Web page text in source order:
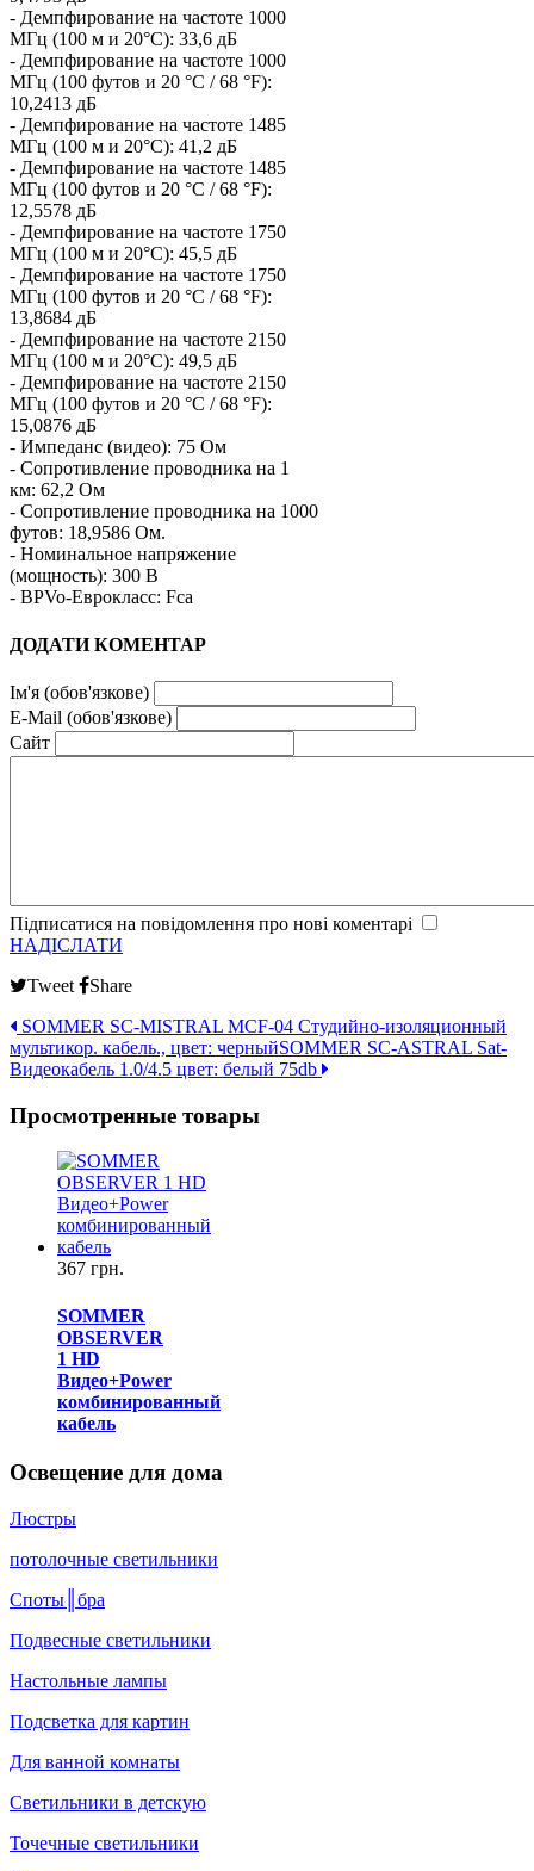
- Демпфирование на частоте 1000
МГц (100 м и 20°C): 33,6 дБ
- Демпфирование на частоте 1000
МГц (100 футов и 20 °C / 68 °F):
10,2413 дБ
- Демпфирование на частоте 1485
МГц (100 м и 20°C): 41,2 дБ
- Демпфирование на частоте 1485
МГц (100 футов и 20 °C / 68 °F):
12,5578 дБ
- Демпфирование на частоте 1750
МГц (100 м и 20°C): 45,5 дБ
- Демпфирование на частоте 1750
МГц (100 футов и 20 °C / 68 °F):
13,8684 дБ
- Демпфирование на частоте 2150
МГц (100 м и 20°C): 49,5 дБ
- Демпфирование на частоте 2150
МГц (100 футов и 20 °C / 68 °F):
15,0876 дБ
- Импеданс (видео): 75 Ом
- Сопротивление проводника на 1
км: 62,2 Ом
- Сопротивление проводника на 1000
футов: 18,9586 Ом.
- Номинальное напряжение
(мощность): 300 В
- BPVo-Еврокласс: Fca
ДОДАТИ КОМЕНТАР
Ім'я (обов'язкове)
E-Mail (обов'язкове)
Сайт
Підписатися на повідомлення про нові коментарі
НАДІСЛАТИ
Tweet
Share
SOMMER SC-MISTRAL MCF-04 Студийно-изоляционный
мультикор. кабель., цвет: черныйSOMMER SC-ASTRAL Sat-
Видеокабель 1.0/4.5 цвет: белый 75db
Просмотренные товары
367 грн.
SOMMER
OBSERVER
1 HD
Видео+Power
комбинированный
кабель
Освещение для дома
Люстры
потолочные светильники
Споты║бра
Подвесные светильники
Настольные лампы
Подсветка для картин
Для ванной комнаты
Светильники в детскую
Точечные светильники